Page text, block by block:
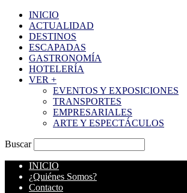
INICIO
ACTUALIDAD
DESTINOS
ESCAPADAS
GASTRONOMÍA
HOTELERÍA
VER +
EVENTOS Y EXPOSICIONES
TRANSPORTES
EMPRESARIALES
ARTE Y ESPECTÁCULOS
Buscar
INICIO
¿Quiénes Somos?
Contacto